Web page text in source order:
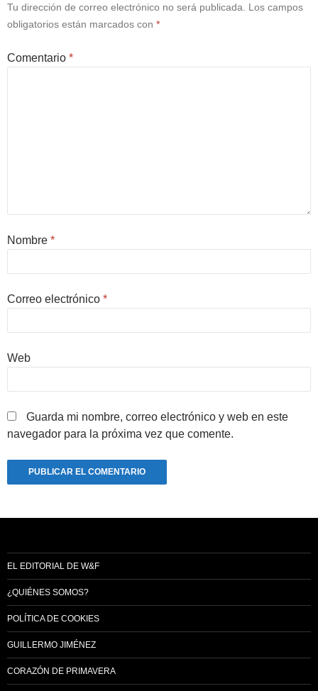
Tu dirección de correo electrónico no será publicada.
Los campos
obligatorios están marcados con *
Comentario *
Nombre *
Correo electrónico *
Web
Guarda mi nombre, correo electrónico y web en este
navegador para la próxima vez que comente.
EL EDITORIAL DE W&F
¿QUIÉNES SOMOS?
POLÍTICA DE COOKIES
GUILLERMO JIMÉNEZ
CORAZÓN DE PRIMAVERA